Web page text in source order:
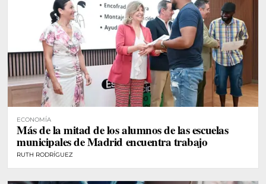
ECONOMÍA
Más de la mitad de los alumnos de las escuelas
municipales de Madrid encuentra trabajo
RUTH RODRÍGUEZ